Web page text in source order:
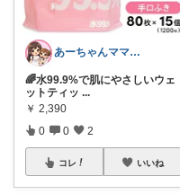
あーちゃんママ🐣朝コレ5時✨2y娘
🌈水99.9%で肌にやさしいウェ
ットティッ ...
￥ 2,390
0 0 2
コレ いいね